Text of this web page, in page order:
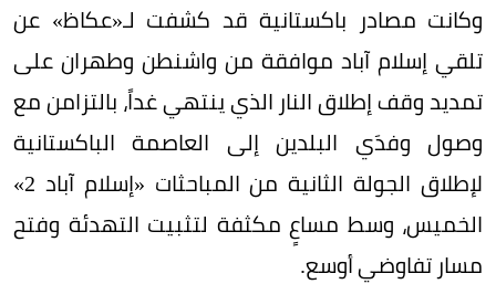
وكانت مصادر باكستانية قد كشفت لـ«عكاظ» عن
تلقي إسلام آباد موافقة من واشنطن وطهران على
تمديد وقف إطلاق النار الذي ينتهي غداً، بالتزامن مع
وصول وفدَي البلدين إلى العاصمة الباكستانية
لإطلاق الجولة الثانية من المباحثات «إسلام آباد 2»
الخميس، وسط مساعٍ مكثفة لتثبيت التهدئة وفتح
مسار تفاوضي أوسع.